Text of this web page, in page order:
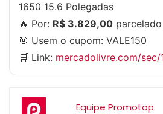
1650 15.6 Polegadas
🔥 Por: R$ 3.829,00 parcelado
🎯 Usem o cupom: VALE150
🛒 Link: mercadolivre.com/sec/
Equipe Promotop